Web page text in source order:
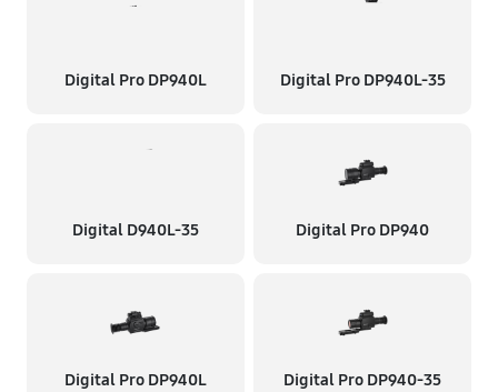
Digital Pro DP940L Digital Pro DP940L-35
Digital D940L-35 Digital Pro DP940
Digital Pro DP940L Digital Pro DP940-35